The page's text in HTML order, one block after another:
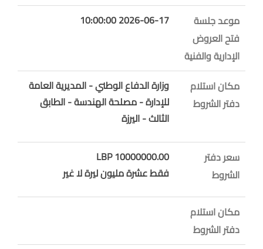
موعد جلسة
فتح العروض
الإدارية والفنية
2026-06-17 10:00:00
مكان استلام
دفتر الشروط
وزارة الدفاع الوطني - المديرية العامة
للإدارة - مصلحة الهندسة - الطابق
الثالث - اليرزة
سعر دفتر
الشروط
10000000.00 LBP
فقط عشرة مليون ليرة لا غير
مكان استلام
دفتر الشروط